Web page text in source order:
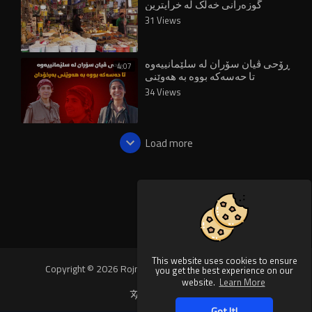
This website uses cookies to ensure
you get the best experience on our
website. Learn More
گوزەرانی خەڵک لە خراپترین
دۆخدایە
31 Views
4:07 ڕۆحی ڤیان سۆران لە سلێمانییەوە
تا حەسەکە بووە بە هەوێنی
بەرخۆدان
34 Views
Load more
Copyright © 2026 Rojnews Video. All rights reserved.
Language